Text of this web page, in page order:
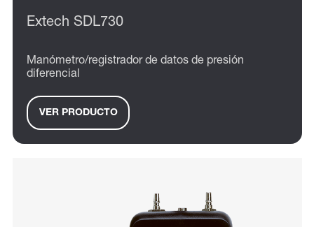
Extech SDL730
Manómetro/registrador de datos de presión
diferencial
VER PRODUCTO